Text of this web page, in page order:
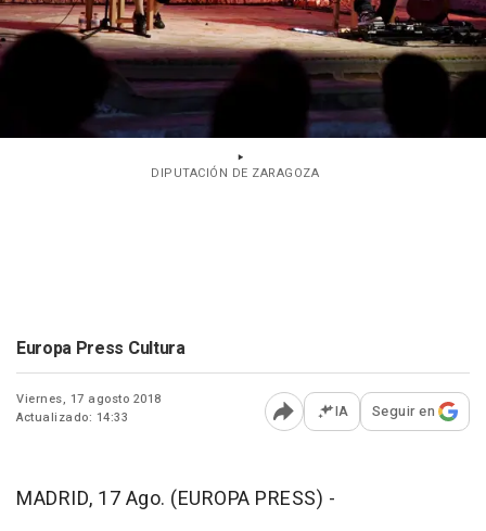
DIPUTACIÓN DE ZARAGOZA
Europa Press Cultura
Viernes, 17 agosto 2018
Actualizado: 14:33
Abrir opciones para
IA Seguir en
MADRID, 17 Ago. (EUROPA PRESS) -